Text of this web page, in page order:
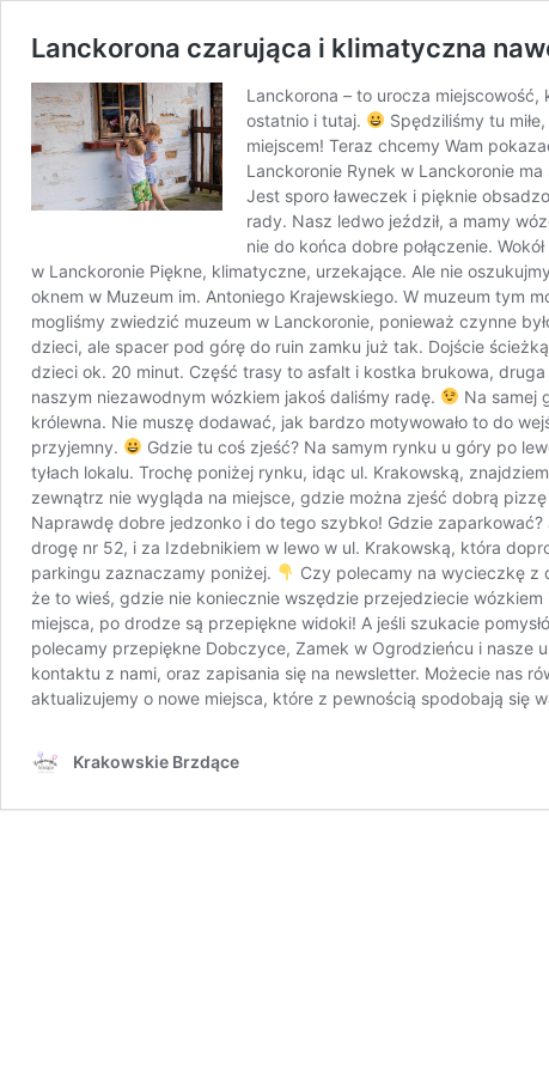
Lanckorona czarująca i klimatyczna
Lanckorona – to urocza
ostatnio i tutaj.
Spędziliśmy tu
miejscem! Teraz chcemy Wam
Lanckoronie Rynek w Lanckoronie
Jest sporo ławeczek i pięknie
rady. Nasz ledwo jeździł, a mamy
nie do końca dobre połączenie.
w Lanckoronie Piękne, klimatyczne, urzekające. Ale nie
oknem w Muzeum im. Antoniego Krajewskiego. W muzeum tym
mogliśmy zwiedzić muzeum w Lanckoronie, ponieważ czynne
dzieci, ale spacer pod górę do ruin zamku już tak. Dojście
dzieci ok. 20 minut. Część trasy to asfalt i kostka brukowa,
naszym niezawodnym wózkiem jakoś daliśmy radę.
Na samej
królewna. Nie muszę dodawać, jak bardzo motywowało to do
przyjemny.
Gdzie tu coś zjeść? Na samym rynku u góry po
tyłach lokalu. Trochę poniżej rynku, idąc ul. Krakowską,
zewnątrz nie wygląda na miejsce, gdzie można zjeść dobrą
Naprawdę dobre jedzonko i do tego szybko! Gdzie
drogę nr 52, i za Izdebnikiem w lewo w ul. Krakowską, która
parkingu zaznaczamy poniżej.
Czy polecamy na wycieczkę z
że to wieś, gdzie nie koniecznie wszędzie przejedziecie
miejsca, po drodze są przepiękne widoki! A jeśli szukacie
polecamy przepiękne Dobczyce, Zamek w Ogrodzieńcu i nasze
kontaktu z nami, oraz zapisania się na newsletter. Możecie nas
aktualizujemy o nowe miejsca, które z pewnością spodobają się
Krakowskie Brzdące